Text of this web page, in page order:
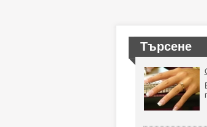
Търсене